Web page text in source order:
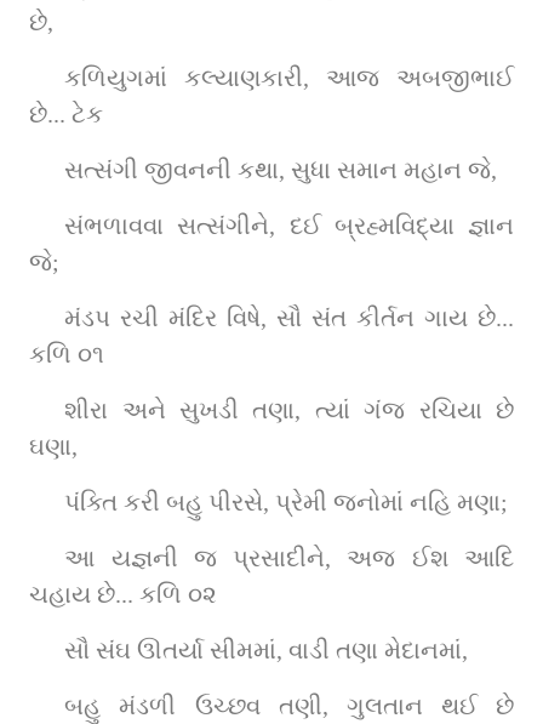
છે,
કળિયુગમાં કલ્યાણકારી, આજ અબજીભાઈ
છે... ટેક
સત્સંગી જીવનની કથા, સુધા સમાન મહાન જે,
સંભળાવવા સત્સંગીને, દઈ બ્રહ્મવિદ્યા જ્ઞાન
જે;
મંડપ રચી મંદિર વિષે, સૌ સંત કીર્તન ગાય છે...
કળિ ૦૧
શીરા અને સુખડી તણા, ત્યાં ગંજ રચિયા છે
ઘણા,
પંક્તિ કરી બહુ પીરસે, પ્રેમી જનોમાં નહિ મણા;
આ યજ્ઞની જ પ્રસાદીને, અજ ઈશ આદિ
ચહાય છે... કળિ ૦૨
સૌ સંઘ ઊતર્યા સીમમાં, વાડી તણા મેદાનમાં,
બહુ મંડળી ઉચ્છવ તણી, ગુલતાન થઈ છે